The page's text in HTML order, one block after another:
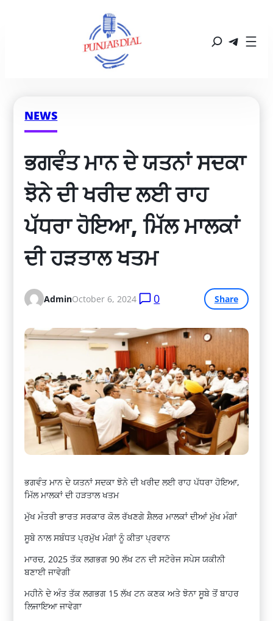
NEWS
ਭਗਵੰਤ ਮਾਨ ਦੇ ਯਤਨਾਂ ਸਦਕਾ
ਝੋਨੇ ਦੀ ਖਰੀਦ ਲਈ ਰਾਹ
ਪੱਧਰਾ ਹੋਇਆ, ਮਿੱਲ ਮਾਲਕਾਂ
ਦੀ ਹੜਤਾਲ ਖਤਮ
AdminOctober 6, 2024 0 Share
ਭਗਵੰਤ ਮਾਨ ਦੇ ਯਤਨਾਂ ਸਦਕਾ ਝੋਨੇ ਦੀ ਖਰੀਦ ਲਈ ਰਾਹ ਪੱਧਰਾ ਹੋਇਆ,
ਮਿੱਲ ਮਾਲਕਾਂ ਦੀ ਹੜਤਾਲ ਖਤਮ
ਮੁੱਖ ਮੰਤਰੀ ਭਾਰਤ ਸਰਕਾਰ ਕੋਲ ਰੱਖਣਗੇ ਸ਼ੈਲਰ ਮਾਲਕਾਂ ਦੀਆਂ ਮੁੱਖ ਮੰਗਾਂ
ਸੂਬੇ ਨਾਲ ਸਬੰਧਤ ਪ੍ਰਮੁੱਖ ਮੰਗਾਂ ਨੂੰ ਕੀਤਾ ਪ੍ਰਵਾਨ
ਮਾਰਚ, 2025 ਤੱਕ ਲਗਭਗ 90 ਲੱਖ ਟਨ ਦੀ ਸਟੋਰੇਜ ਸਪੇਸ ਯਕੀਨੀ
ਬਣਾਈ ਜਾਵੇਗੀ
ਮਹੀਨੇ ਦੇ ਅੰਤ ਤੱਕ ਲਗਭਗ 15 ਲੱਖ ਟਨ ਕਣਕ ਅਤੇ ਝੋਨਾ ਸੂਬੇ ਤੋਂ ਬਾਹਰ
ਲਿਜਾਇਆ ਜਾਵੇਗਾ